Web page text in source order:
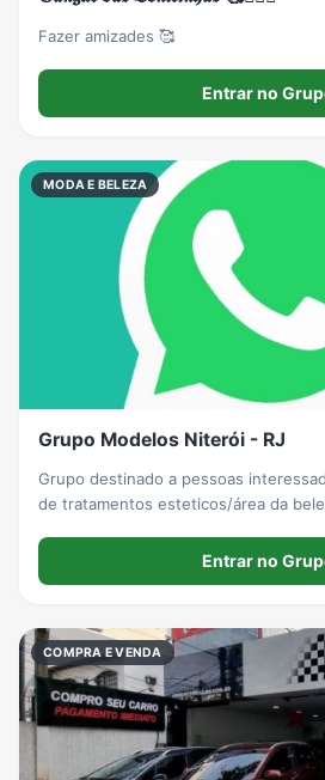
Fazer amizades 🥰
Entrar no
MODA E BELEZA
Grupo Modelos Niterói - RJ
Grupo destinado a pessoas
de tratamentos esteticos/área da
Entrar no
COMPRA E VENDA